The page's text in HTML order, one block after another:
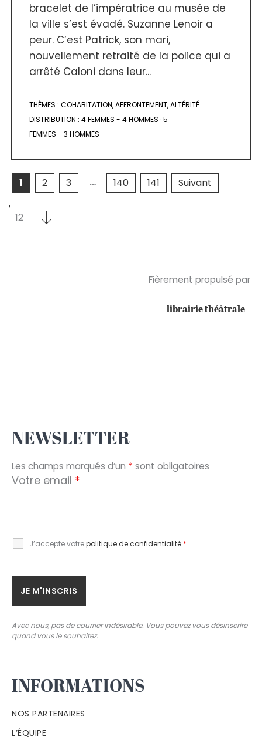
bracelet de l’impératrice au musée de
la ville s’est évadé. Suzanne Lenoir a
peur. C’est Patrick, son mari,
nouvellement retraité de la police qui a
arrêté Caloni dans leur...
THÈMES : COHABITATION,AFFRONTEMENT,ALTÉRITÉ
DISTRIBUTION : 4 FEMMES - 4 HOMMES ·5
FEMMES - 3 HOMMES
1 2 3 … 140 141 Suivant
Sélectionnez un nombre par page
12
Sélectionnez un nombre par page
Fièrement propulsé par
librairie théâtrale
NEWSLETTER
Les champs marqués d’un * sont obligatoires
Votre email *
J’accepte votrepolitique de confidentialité *
Avec nous, pas de courrier indésirable. Vous pouvez vous désinscrire
quand vous le souhaitez.
INFORMATIONS
NOS PARTENAIRES
L’ÉQUIPE